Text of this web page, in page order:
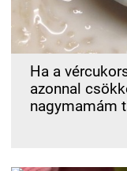
Ha a
azonnal
nagymamám